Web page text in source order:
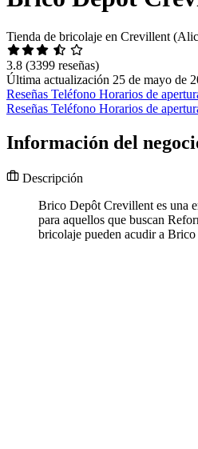
Tienda de bricolaje en Crevillent
3.8 (3399 reseñas)
Última actualización 25 de mayo de
Reseñas Teléfono Horarios de
Reseñas Teléfono Horarios de
Información del
Descripción
Brico Depôt Crevillent es una
para aquellos que buscan
bricolaje pueden acudir a